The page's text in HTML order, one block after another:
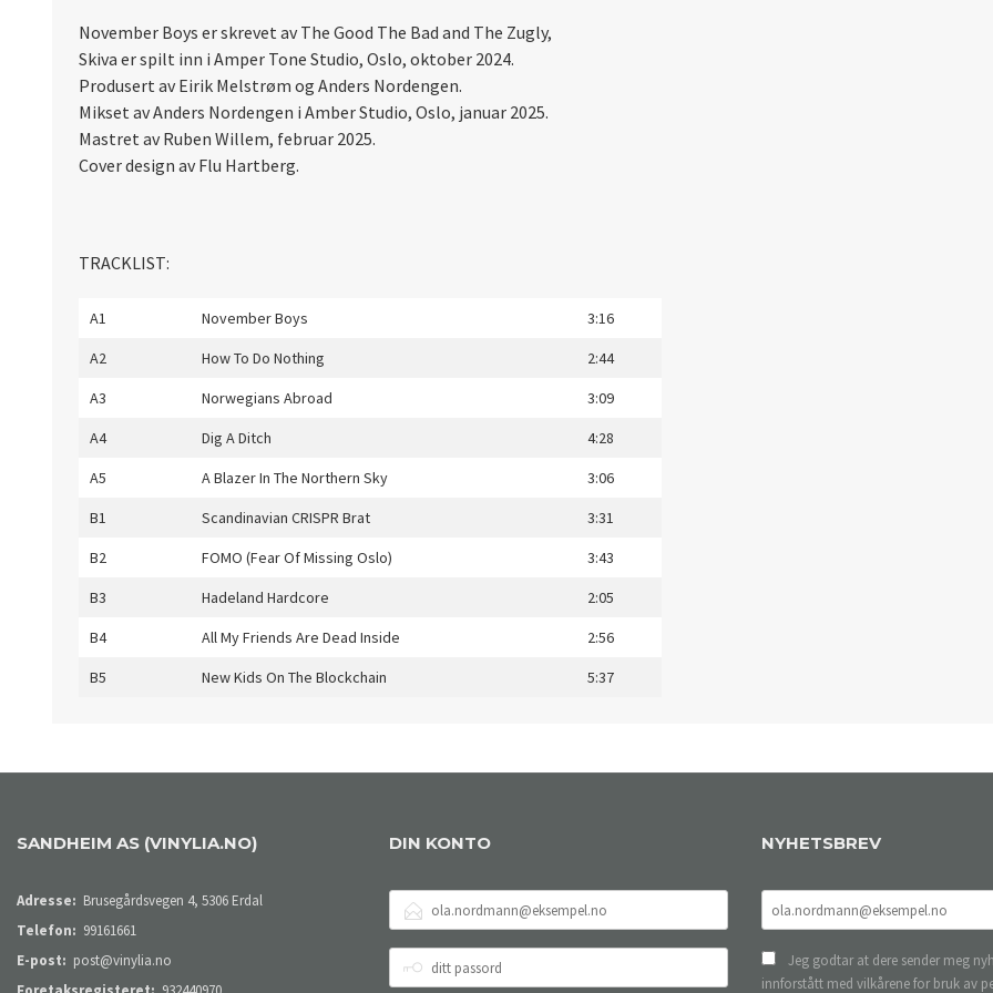
November Boys er skrevet av The Good The Bad and The Zugly,
Skiva er spilt inn i Amper Tone Studio, Oslo, oktober 2024.
Produsert av Eirik Melstrøm og Anders Nordengen.
Mikset av Anders Nordengen i Amber Studio, Oslo, januar 2025.
Mastret av Ruben Willem, februar 2025.
Cover design av Flu Hartberg.
TRACKLIST:
A1 November Boys
3:16
A2
How To Do Nothing
2:44
A3
Norwegians Abroad
3:09
A4
Dig A Ditch
4:28
A5
A Blazer In The Northern Sky
3:06
B1
Scandinavian CRISPR Brat
3:31
B2
FOMO (Fear Of Missing Oslo)
3:43
B3
Hadeland Hardcore
2:05
B4
All My Friends Are Dead Inside
2:56
B5
New Kids On The Blockchain 5:37
SANDHEIM AS (VINYLIA.NO)
Adresse: Brusegårdsvegen 4, 5306 Erdal
Telefon: 99161661
E-post: post@vinylia.no
DIN KONTO
POSTADRESSE
PASSORD
NYHETSBREV
Jeg godtar at dere sender meg
innforstått med vilkårene for bruk av